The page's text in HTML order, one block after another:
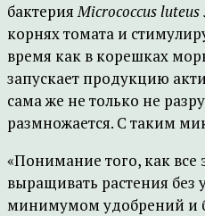
бактерияMicrococcus luteus
корнях томата и
время как в корешках
запускает продукцию
сама же не только не
размножается. С таким
«Понимание того, как все
выращивать растения без
минимумом удобрений и